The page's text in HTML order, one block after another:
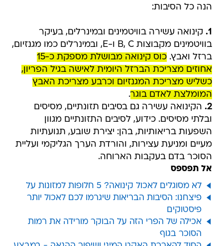
הנה כל הסיבות:
1. קינואה עשירה בוויטמינים ובמינרלים, בעיקר
בוויטמינים מקבוצות B, C ו-E, ובמינרלים כמו מגנזיום,
ברזל ואבץ.
כוס קינואה מבושלת מספקת כ-15
אחוזים מצריכת הברזל היומית לאישה בגיל הפריון,
כשליש מצריכת המגנזיום וכרבע מצריכת האבץ
המומלצת לאדם בוגר.
2. הקינואה עשירה גם בסיבים תזונתיים, מסיסים
ובלתי מסיסים. כידוע, לסיבים התזונתיים מגוון
השפעות בריאותיות, בהן: יצירת שובע, תנועתיות
מעיים ומניעת עצירות, והורדת הערך הגליקמי ועליית
הסוכר בדם בעקבות הארוחה.
אל תפספס
לא מסוגלים לאכול קינואה? 5 חלופות למזונות על
פיצחנו: הסיבות הבריאות שיגרמו לכם לאכול יותר
פיסטוקים
אכילה של הפרי הזה על הבוקר מורידה את רמות
הסוכר בגוף